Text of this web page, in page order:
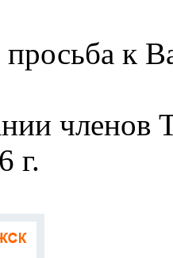
просьба к
членов
г.